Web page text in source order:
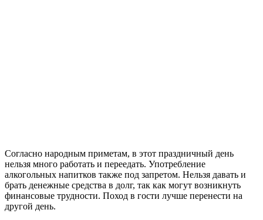
Согласно народным приметам, в этот праздничный день
нельзя много работать и переедать. Употребление
алкогольных напитков также под запретом. Нельзя давать и
брать денежные средства в долг, так как могут возникнуть
финансовые трудности. Поход в гости лучше перенести на
другой день.